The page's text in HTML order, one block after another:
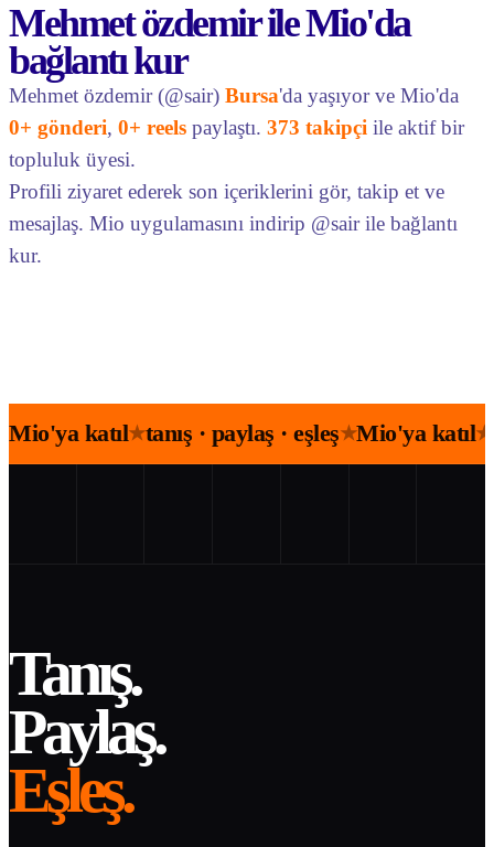
Mehmet özdemir ile Mio'da
bağlantı kur
Mehmet özdemir (@sair) Bursa'da yaşıyor ve Mio'da
0+ gönderi, 0+ reels paylaştı. 373 takipçi ile aktif bir
topluluk üyesi.
Profili ziyaret ederek son içeriklerini gör, takip et ve
mesajlaş. Mio uygulamasını indirip @sair ile bağlantı
kur.
Mio'ya katıl★tanış · paylaş · eşleş★Mio'ya katıl★
Tanış.
Paylaş.
Eşleş.